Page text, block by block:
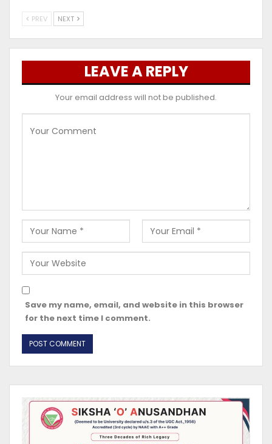
PREV NEXT
LEAVE A REPLY
Your email address will not be published.
Save my name, email, and website in this browser
for the next time I comment.